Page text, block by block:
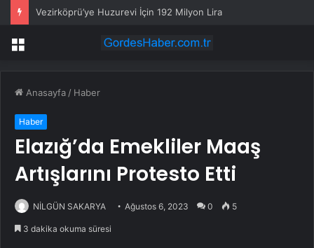
Vezirköprü’ye Huzurevi İçin 192 Milyon Lira
Menü
Anasayfa / Haber
Haber
Elazığ’da Emekliler Maaş
Artışlarını Protesto Etti
NİLGÜN SAKARYA Ağustos 6, 2023 0 5
3 dakika okuma süresi